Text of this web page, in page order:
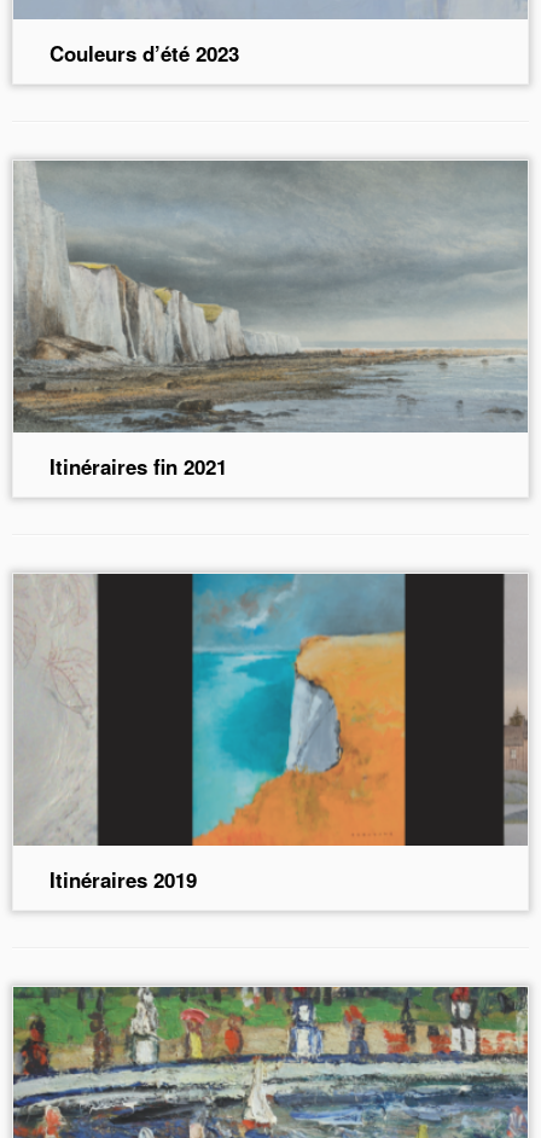
Couleurs d’été 2023
Itinéraires fin 2021
Itinéraires 2019